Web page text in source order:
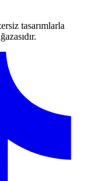
tasarımlarla